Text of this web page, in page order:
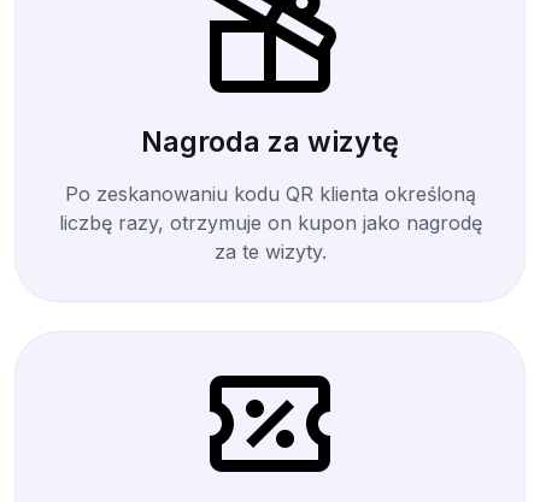
Nagroda za wizytę
Po zeskanowaniu kodu QR klienta określoną
liczbę razy, otrzymuje on kupon jako nagrodę
za te wizyty.